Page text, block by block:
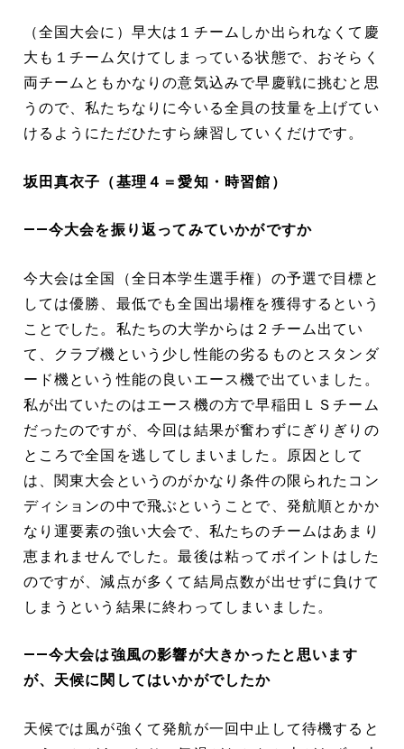
（全国大会に）早大は１チームしか出られなくて慶
大も１チーム欠けてしまっている状態で、おそらく
両チームともかなりの意気込みで早慶戦に挑むと思
うので、私たちなりに今いる全員の技量を上げてい
けるようにただひたすら練習していくだけです。
坂田真衣子（基理４＝愛知・時習館）
――今大会を振り返ってみていかがですか
今大会は全国（全日本学生選手権）の予選で目標と
しては優勝、最低でも全国出場権を獲得するという
ことでした。私たちの大学からは２チーム出てい
て、クラブ機という少し性能の劣るものとスタンダ
ード機という性能の良いエース機で出ていました。
私が出ていたのはエース機の方で早稲田ＬＳチーム
だったのですが、今回は結果が奮わずにぎりぎりの
ところで全国を逃してしまいました。原因として
は、関東大会というのがかなり条件の限られたコン
ディションの中で飛ぶということで、発航順とかか
なり運要素の強い大会で、私たちのチームはあまり
恵まれませんでした。最後は粘ってポイントはした
のですが、減点が多くて結局点数が出せずに負けて
しまうという結果に終わってしまいました。
――今大会は強風の影響が大きかったと思います
が、天候に関してはいかがでしたか
天候では風が強くて発航が一回中止して待機すると